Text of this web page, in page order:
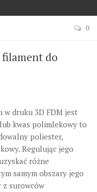
0
do
w druku 3D FDM jest
kwas polimlekowy to
poliester,
Regulując jego
różne
samym obszary jego
z surowców